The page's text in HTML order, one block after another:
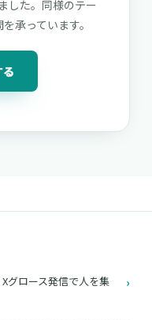
した。同様のテー
承っています。
グロース発信で人を集
›